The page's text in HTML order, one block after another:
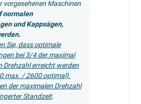
vorgesehenen Maschinen
normalen
und Kappsägen,
Sie, dass optimale
bei 3/4 der maximal
Drehzahl erreicht werden
max. / 2600 optimal).
der maximalen Drehzahl
Standzeit.